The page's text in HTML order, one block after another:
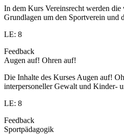
In dem Kurs Vereinsrecht werden
Grundlagen um den Sportverein und
LE: 8
Feedback
Augen auf! Ohren auf!
Die Inhalte des Kurses Augen auf!
interpersoneller Gewalt und Kinder-
LE: 8
Feedback
Sportpädagogik